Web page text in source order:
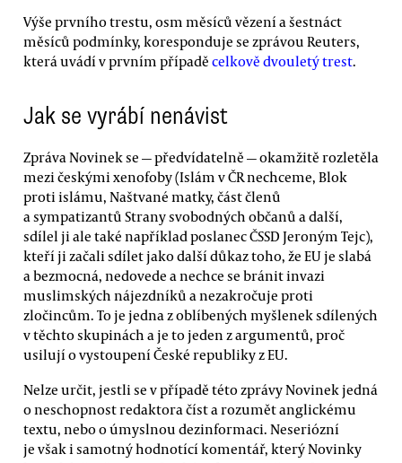
Výše prvního trestu, osm měsíců vězení a šestnáct
měsíců podmínky, koresponduje se zprávou Reuters,
která uvádí v prvním případě celkově dvouletý trest.
Jak se vyrábí nenávist
Zpráva Novinek se — předvídatelně — okamžitě rozletěla
mezi českými xenofoby (Islám v ČR nechceme, Blok
proti islámu, Naštvané matky, část členů
a sympatizantů Strany svobodných občanů a další,
sdílel ji ale také například poslanec ČSSD Jeroným Tejc),
kteří ji začali sdílet jako další důkaz toho, že EU je slabá
a bezmocná, nedovede a nechce se bránit invazi
muslimských nájezdníků a nezakročuje proti
zločincům. To je jedna z oblíbených myšlenek sdílených
v těchto skupinách a je to jeden z argumentů, proč
usilují o vystoupení České republiky z EU.
Nelze určit, jestli se v případě této zprávy Novinek jedná
o neschopnost redaktora číst a rozumět anglickému
textu, nebo o úmyslnou dezinformaci. Neseriózní
je však i samotný hodnotící komentář, který Novinky